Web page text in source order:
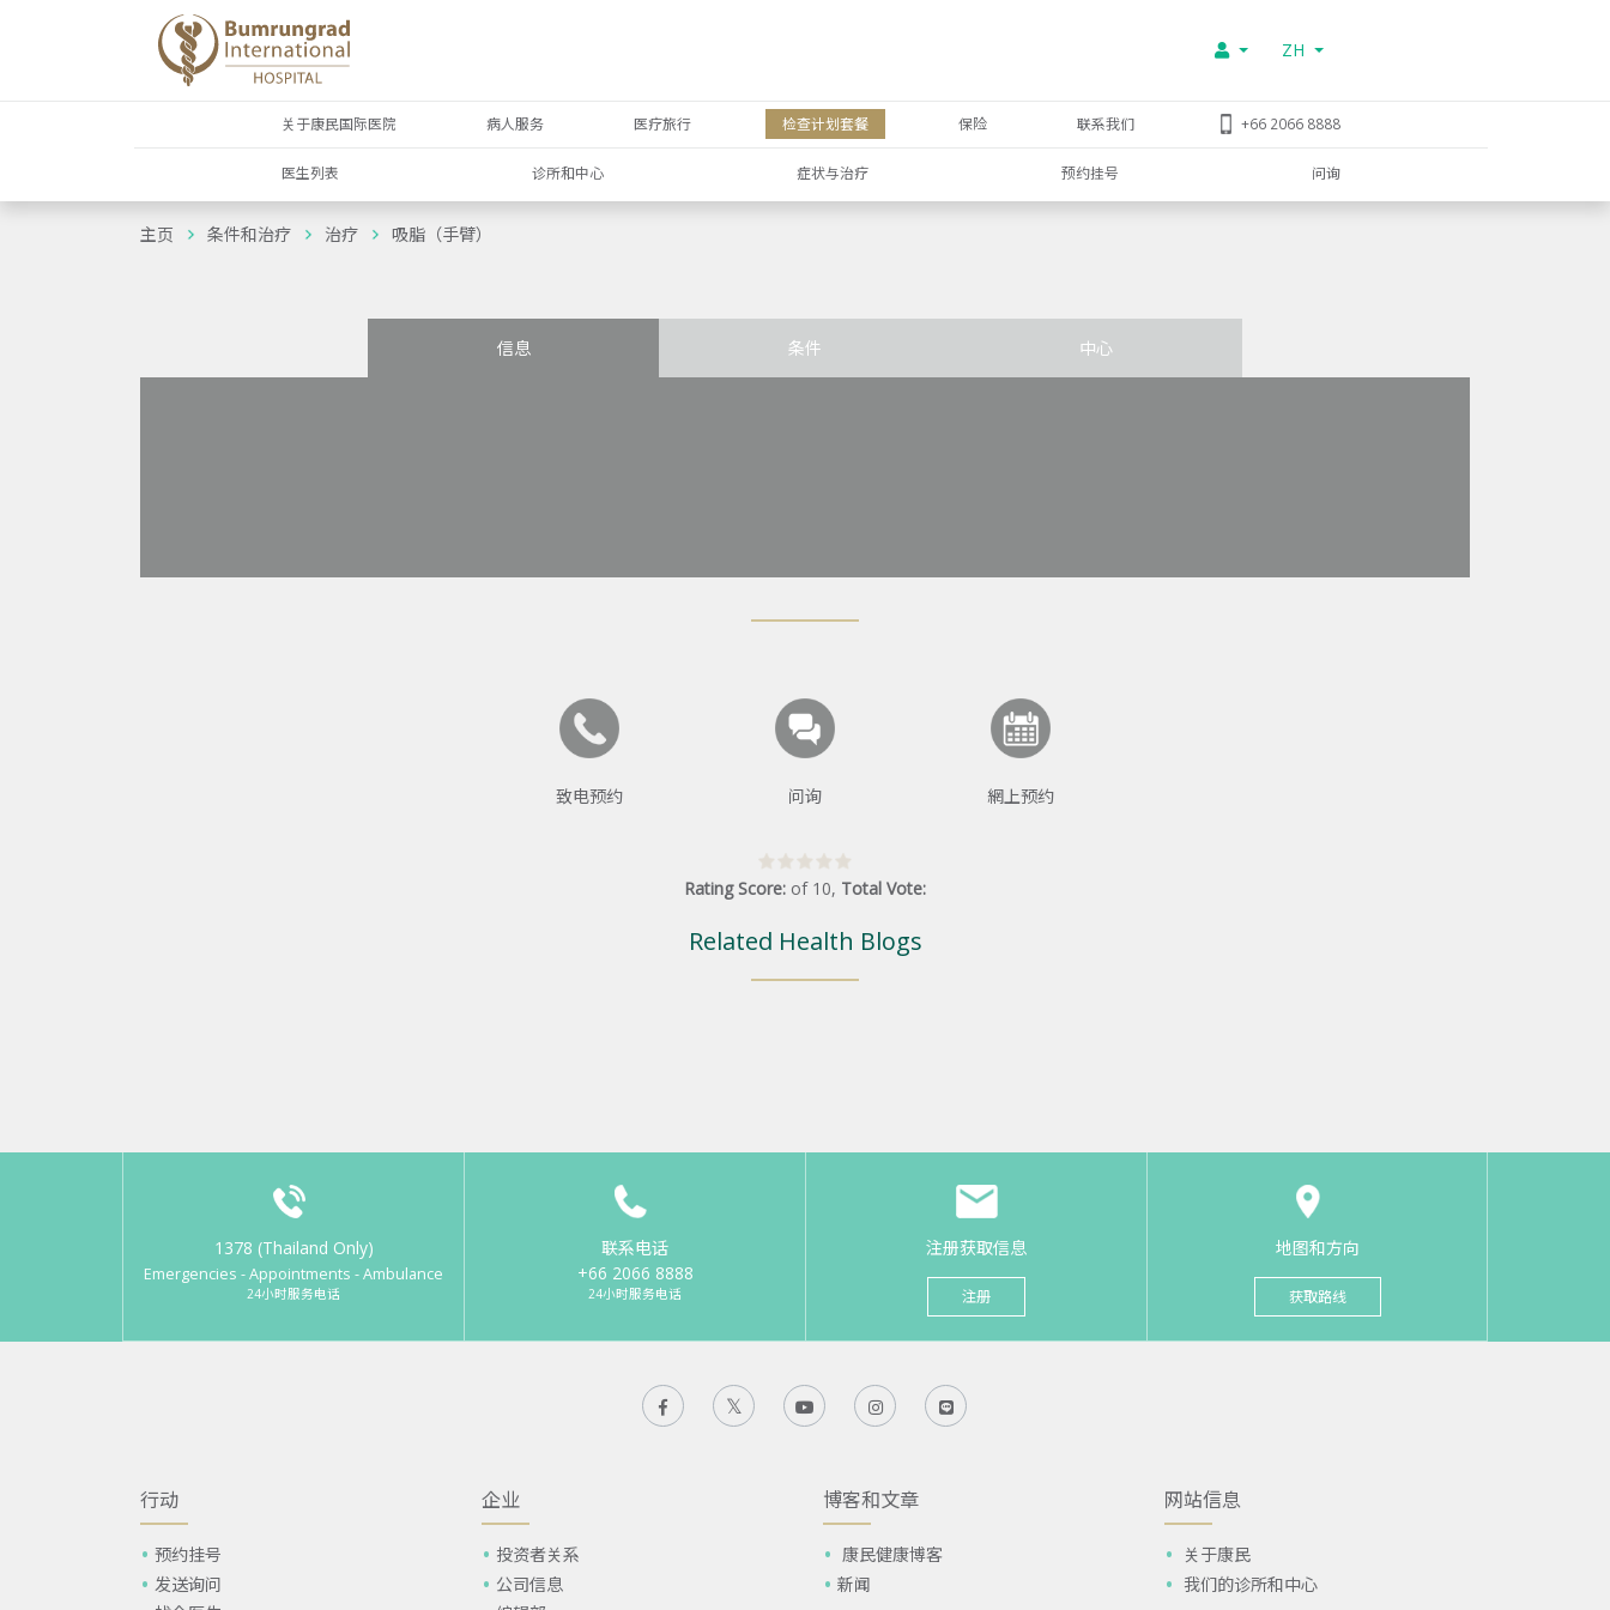
ZH
关于康民国际医院 病人服务 医疗旅行 检查计划套餐 保险 联系我们 +66 2066 8888
医生列表 诊所和中心 症状与治疗 预约挂号 问询
主页 条件和治疗 治疗 吸脂（手臂）
信息 条件 中心
致电预约 问询 網上预约
Rating Score: of 10, Total Vote:
Related Health Blogs
1378 (Thailand Only)
Emergencies - Appointments - Ambulance
24小时服务电话
联系电话
+66 2066 8888
24小时服务电话
注册获取信息
注册
地图和方向
获取路线
行动
预约挂号
发送询问
企业
投资者关系
公司信息
博客和文章
康民健康博客
新闻
网站信息
关于康民
我们的诊所和中心